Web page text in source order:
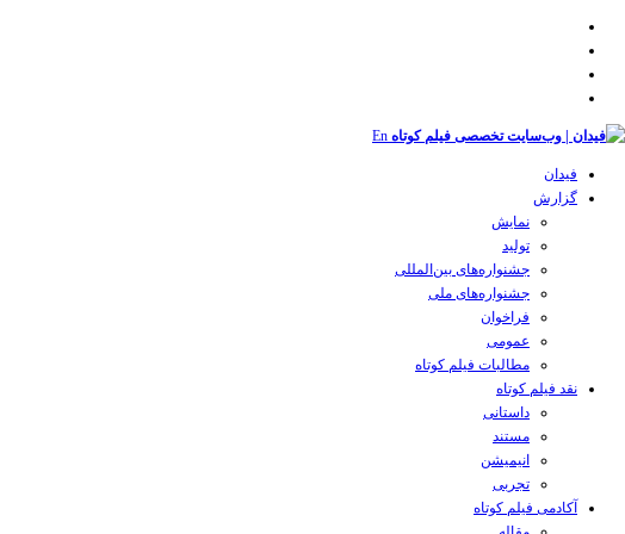
En
فیدان
گزارش
نمایش
تولید
‌‌جشنواره‌های بین‌المللی
جشنواره‌های ملی
فراخوان
عمومی
مطالبات فیلم کوتاه
نقد فیلم کوتاه
داستانی
مستند
انیمیشن
تجربی
آکادمی فیلم کوتاه